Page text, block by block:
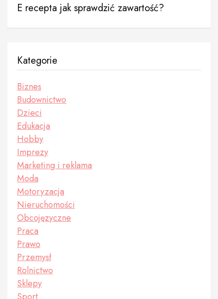
E recepta jak sprawdzić zawartość?
Kategorie
Biznes
Budownictwo
Dzieci
Edukacja
Hobby
Imprezy
Marketing i reklama
Moda
Motoryzacja
Nieruchomości
Obcojęzyczne
Praca
Prawo
Przemysł
Rolnictwo
Sklepy
Sport